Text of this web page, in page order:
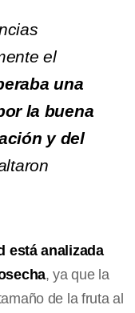
el
una
la buena
y del
está analizada
, ya que la
de la fruta al